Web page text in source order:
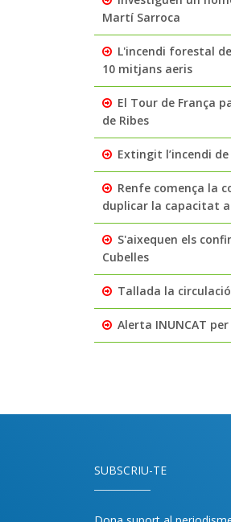
Martí Sarroca
L'incendi forestal
10 mitjans aeris
El Tour de França
de Ribes
Extingit l’incendi
Renfe comença la
duplicar la capacitat
S'aixequen els
Cubelles
Tallada la
Alerta INUNCAT
SUBSCRIU-TE